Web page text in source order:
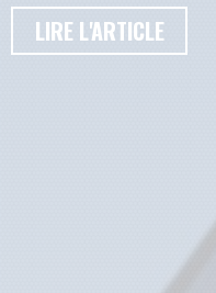
LIRE L'ARTICLE